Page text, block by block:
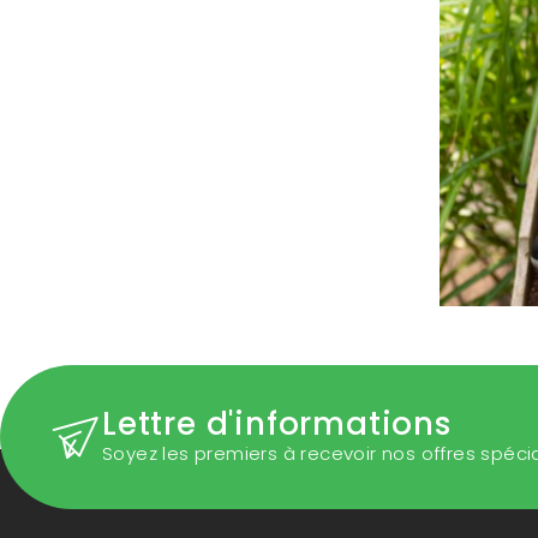
Lettre d'informations
Soyez les premiers à recevoir nos offres